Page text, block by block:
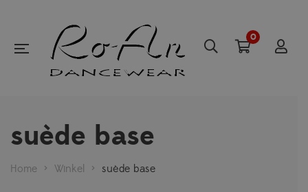
0
suède base
Home > Winkel > suède base